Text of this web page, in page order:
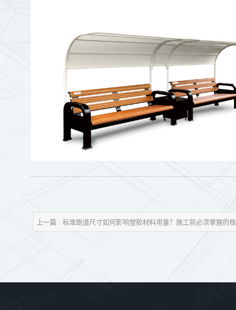
上一篇 : 标准跑道尺寸如何影响塑胶材料用量？施工前必须掌握的